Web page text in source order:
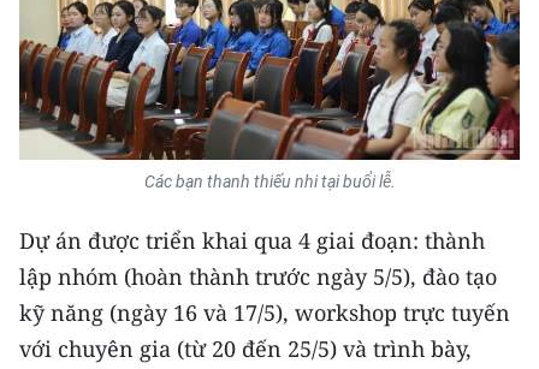
Các bạn thanh thiếu nhi tại buổi lễ.
Dự án được triển khai qua 4 giai đoạn: thành
lập nhóm (hoàn thành trước ngày 5/5), đào tạo
kỹ năng (ngày 16 và 17/5), workshop trực tuyến
với chuyên gia (từ 20 đến 25/5) và trình bày,